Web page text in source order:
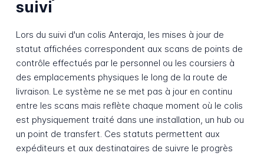
suivi
Lors du suivi d'un colis Anteraja, les mises à jour de
statut affichées correspondent aux scans de points de
contrôle effectués par le personnel ou les coursiers à
des emplacements physiques le long de la route de
livraison. Le système ne se met pas à jour en continu
entre les scans mais reflète chaque moment où le colis
est physiquement traité dans une installation, un hub ou
un point de transfert. Ces statuts permettent aux
expéditeurs et aux destinataires de suivre le progrès